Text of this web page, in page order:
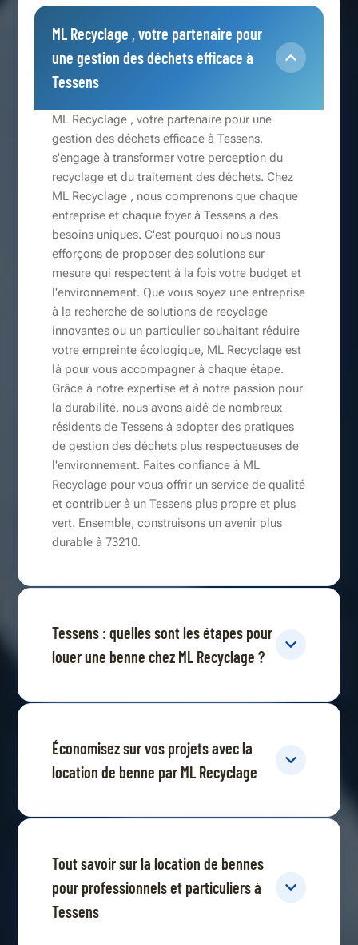
ML Recyclage , votre partenaire pour
une gestion des déchets efficace à
Tessens
ML Recyclage , votre partenaire pour une
gestion des déchets efficace à Tessens,
s'engage à transformer votre perception du
recyclage et du traitement des déchets. Chez
ML Recyclage , nous comprenons que chaque
entreprise et chaque foyer à Tessens a des
besoins uniques. C'est pourquoi nous nous
efforçons de proposer des solutions sur
mesure qui respectent à la fois votre budget et
l'environnement. Que vous soyez une entreprise
à la recherche de solutions de recyclage
innovantes ou un particulier souhaitant réduire
votre empreinte écologique, ML Recyclage est
là pour vous accompagner à chaque étape.
Grâce à notre expertise et à notre passion pour
la durabilité, nous avons aidé de nombreux
résidents de Tessens à adopter des pratiques
de gestion des déchets plus respectueuses de
l'environnement. Faites confiance à ML
Recyclage pour vous offrir un service de qualité
et contribuer à un Tessens plus propre et plus
vert. Ensemble, construisons un avenir plus
durable à 73210.
Tessens : quelles sont les étapes pour
louer une benne chez ML Recyclage ?
Économisez sur vos projets avec la
location de benne par ML Recyclage
Tout savoir sur la location de bennes
pour professionnels et particuliers à
Tessens